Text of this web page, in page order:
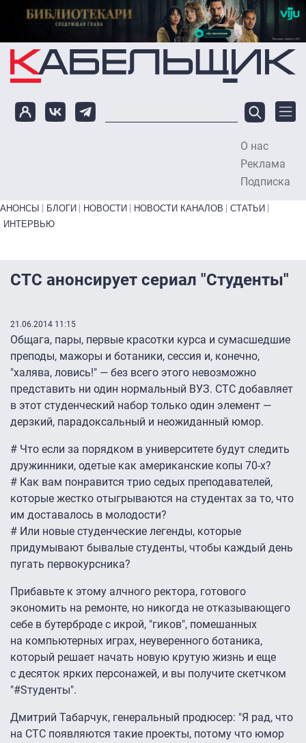
Перейти к основному содержанию
О нас
Реклама
Подписка
Primary links bottom
АНОНСЫ БЛОГИ НОВОСТИ НОВОСТИ КАНАЛОВ
СТАТЬИ
ИНТЕРВЬЮ
СТС анонсирует сериал "Студенты"
21.06.2014 11:15
Общага, пары, первые красотки курса и сумасшедшие
преподы, мажоры и ботаники, сессия и, конечно,
"халява, ловись!" — без всего этого невозможно
представить ни один нормальный ВУЗ. СТС добавляет
в этот студенческий набор только один элемент —
дерзкий, парадоксальный и неожиданный юмор.
# Что если за порядком в университете будут следить
дружинники, одетые как американские копы 70-х?
# Как вам понравится трио седых преподавателей,
которые жестко отыгрываются на студентах за то, что
им доставалось в молодости?
# Или новые студенческие легенды, которые
придумывают бывалые студенты, чтобы каждый день
пугать первокурсника?
Прибавьте к этому алчного ректора, готового
экономить на ремонте, но никогда не отказывающего
себе в бутерброде с икрой, "гиков", помешанных
на компьютерных играх, неуверенного ботаника,
который решает начать новую крутую жизнь и еще
с десяток ярких персонажей, и вы получите скетчком
"#Sтуденты".
Дмитрий Табарчук, генеральный продюсер: "Я рад, что
на СТС появляются такие проекты, потому что юмор